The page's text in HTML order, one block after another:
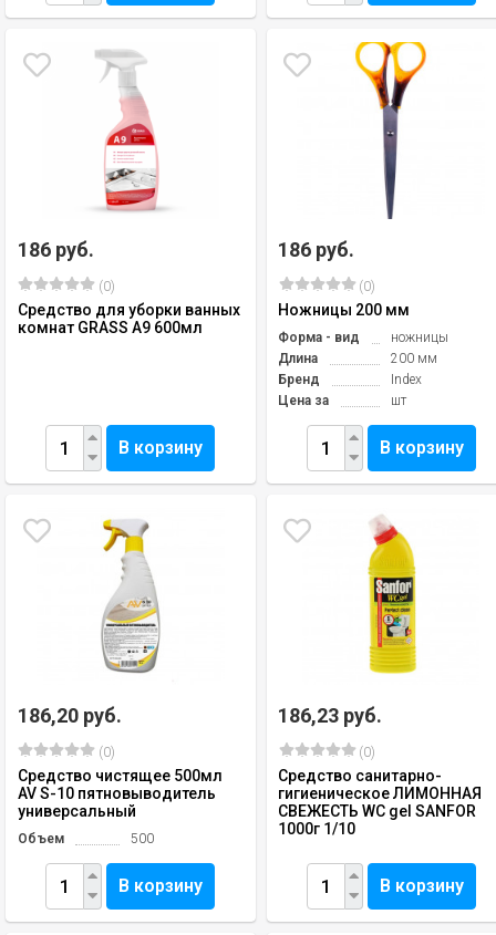
186 руб.
(0)
Средство для уборки ванных
комнат GRASS А9 600мл
В корзину
186 руб.
(0)
Ножницы 200 мм
Форма - вид
ножницы
Длина
200 мм
Бренд
Index
Цена за
шт
В корзину
186,20 руб.
(0)
Средство чистящее 500мл
AV S-10 пятновыводитель
универсальный
Объем 500
В корзину
186,23 руб.
(0)
Средство санитарно-
гигиеническое ЛИМОННАЯ
СВЕЖЕСТЬ WC gel SANFOR
1000г 1/10
В корзину